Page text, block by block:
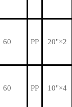
60 PP 20"×2
60 PP 10"×4